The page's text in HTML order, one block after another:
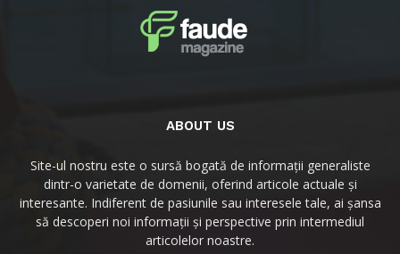
ABOUT US
Site-ul nostru este o sursă bogată de informații generaliste
dintr-o varietate de domenii, oferind articole actuale și
interesante. Indiferent de pasiunile sau interesele tale, ai șansa
să descoperi noi informații și perspective prin intermediul
articolelor noastre.